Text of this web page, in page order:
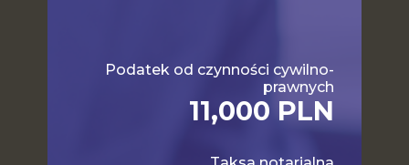
Podatek od czynności cywilno-
prawnych
11,000 PLN